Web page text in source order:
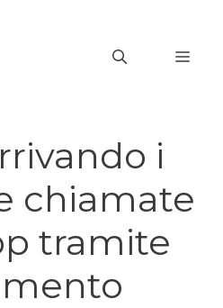
i
chiamate
tramite